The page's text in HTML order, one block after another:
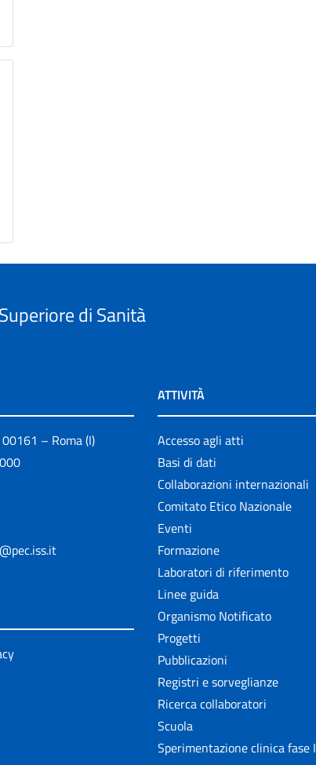
di Sanità
– Roma (I)
ATTIVITÀ
Accesso agli atti
Basi di dati
Collaborazioni internazionali
Comitato Etico Nazionale
Eventi
Formazione
Laboratori di riferimento
Linee guida
Organismo Notificato
Progetti
Pubblicazioni
Registri e sorveglianze
Ricerca collaboratori
Scuola
Sperimentazione clinica fase I